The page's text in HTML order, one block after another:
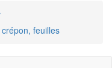
feuilles